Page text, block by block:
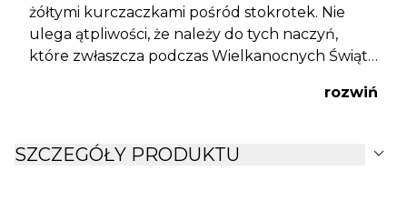
żółtymi kurczaczkami pośród stokrotek. Nie
ulega ątpliwości, że należy do tych naczyń,
które zwłaszcza podczas Wielkanocnych Świąt
rozwiń
SZCZEGÓŁY PRODUKTU expand_more